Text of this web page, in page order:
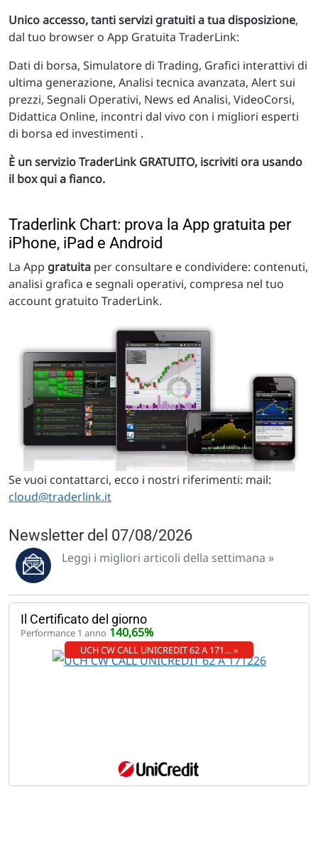
Unico accesso, tanti servizi gratuiti a tua disposizione,
dal tuo browser o App Gratuita TraderLink:
Dati di borsa, Simulatore di Trading, Grafici interattivi di
ultima generazione, Analisi tecnica avanzata, Alert sui
prezzi, Segnali Operativi, News ed Analisi, VideoCorsi,
Didattica Online, incontri dal vivo con i migliori esperti
di borsa ed investimenti .
È un servizio TraderLink GRATUITO, iscriviti ora usando
il box qui a fianco.
Traderlink Chart: prova la App gratuita per
iPhone, iPad e Android
La App gratuita per consultare e condividere: contenuti,
analisi grafica e segnali operativi, compresa nel tuo
account gratuito TraderLink.
Se vuoi contattarci, ecco i nostri riferimenti: mail:
cloud@traderlink.it
Newsletter del 07/08/2026
Leggi i migliori articoli della settimana »
Il Certificato del giorno
Performance 1 anno 140,65%
UCH CW CALL UNICREDIT 62 A 171… »